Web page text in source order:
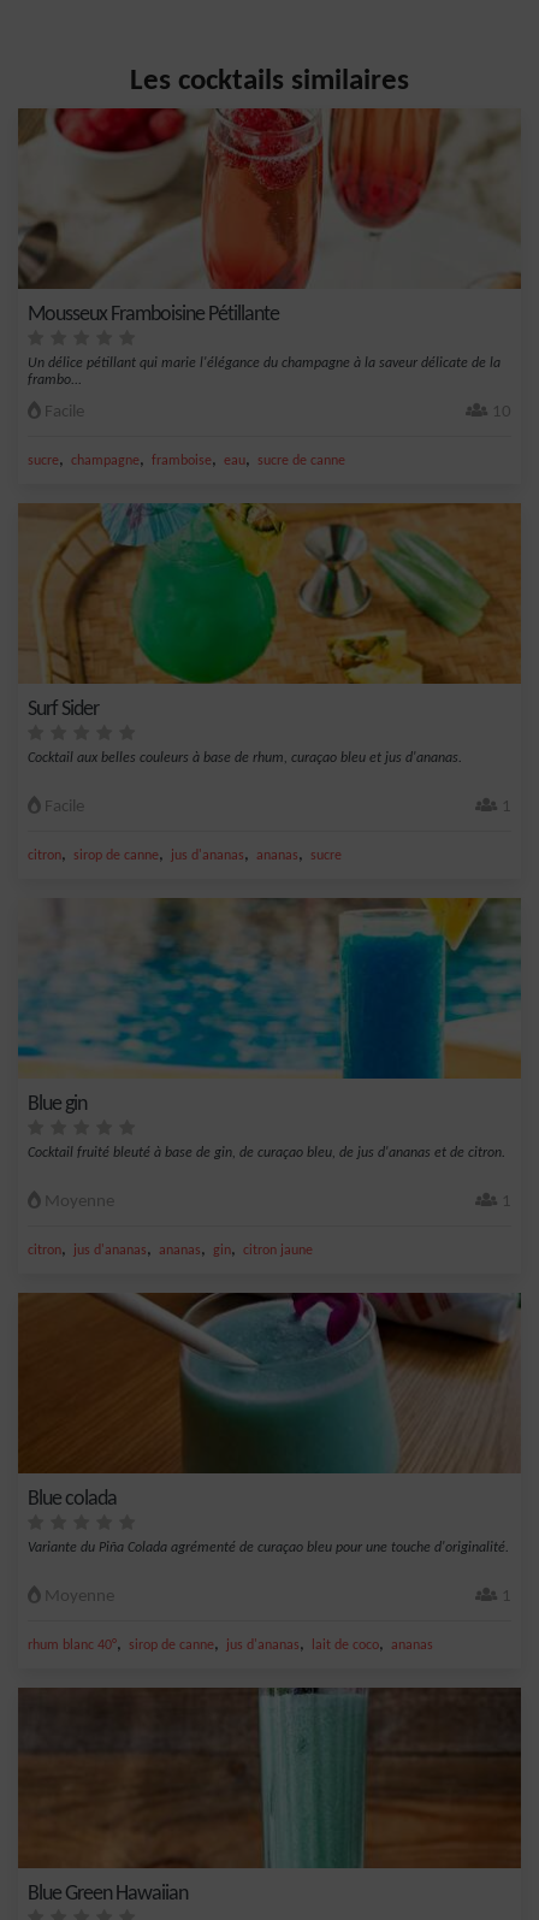
Les cocktails similaires
Mousseux Framboisine Pétillante
Un délice pétillant qui marie l'élégance du champagne à la saveur délicate de la
frambo...
Facile 10
sucre, champagne, framboise, eau, sucre de canne
Surf Sider
Cocktail aux belles couleurs à base de rhum, curaçao bleu et jus d'ananas.
Facile 1
citron, sirop de canne, jus d'ananas, ananas, sucre
Blue gin
Cocktail fruité bleuté à base de gin, de curaçao bleu, de jus d'ananas et de citron.
Moyenne 1
citron, jus d'ananas, ananas, gin, citron jaune
Blue colada
Variante du Piña Colada agrémenté de curaçao bleu pour une touche d'originalité.
Moyenne 1
rhum blanc 40°, sirop de canne, jus d'ananas, lait de coco, ananas
Blue Green Hawaiian